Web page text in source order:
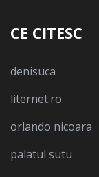
CE CITESC
denisuca
liternet.ro
orlando nicoara
palatul sutu